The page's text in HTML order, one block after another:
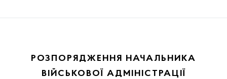
РОЗПОРЯДЖЕННЯ НАЧАЛЬНИКА
ВІЙСЬКОВОЇ АДМІНІСТРАЦІЇ